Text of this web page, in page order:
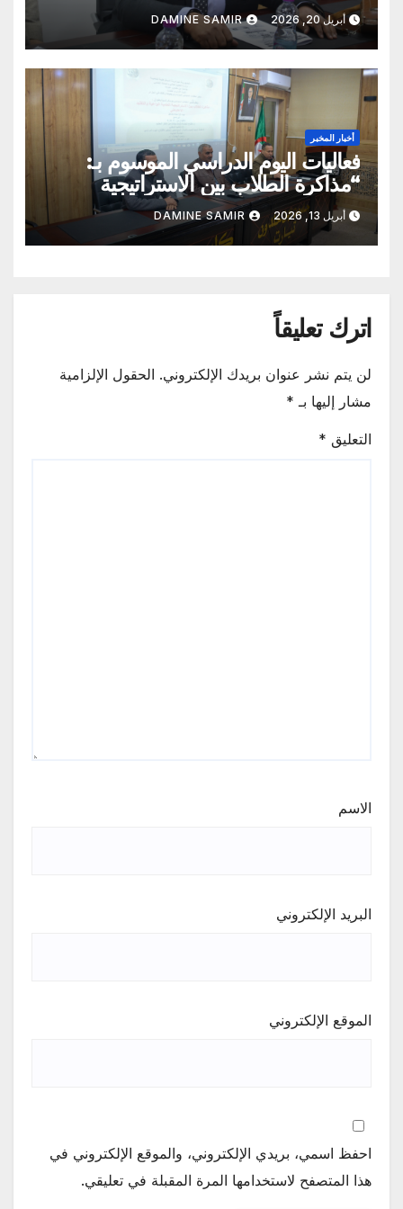
السريعة والقراءة التصويرية”
أبريل 20, 2026 DAMINE SAMIR
أخبار المخبر
فعاليات اليوم الدراسي الموسوم بـ:
“مذاكرة الطلاب بين الاستراتيجية
العلمية الواعية والتقليد الاعتباطي”
أبريل 13, 2026 DAMINE SAMIR
اترك تعليقاً
لن يتم نشر عنوان بريدك الإلكتروني. الحقول الإلزامية
مشار إليها بـ *
التعليق *
الاسم
البريد الإلكتروني
الموقع الإلكتروني
احفظ اسمي، بريدي الإلكتروني، والموقع الإلكتروني في
هذا المتصفح لاستخدامها المرة المقبلة في تعليقي.